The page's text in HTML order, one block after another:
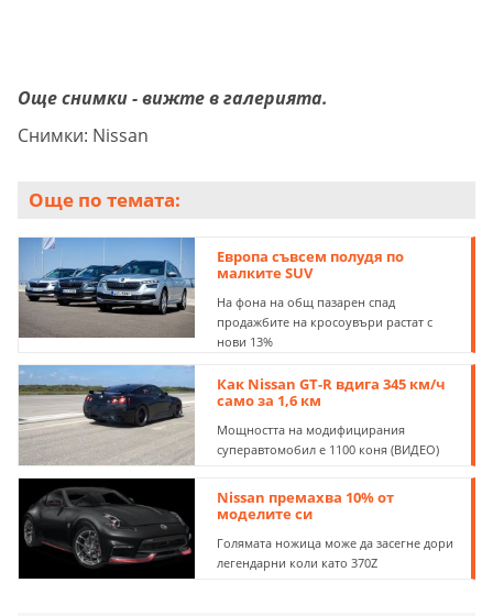
Още снимки - вижте в галерията.
Снимки: Nissan
Още по темата:
Европа съвсем полудя по
малките SUV
На фона на общ пазарен спад
продажбите на кросоувъри растат с
нови 13%
Как Nissan GT-R вдига 345 км/ч
само за 1,6 км
Мощността на модифицирания
суперавтомобил е 1100 коня (ВИДЕО)
Nissan премахва 10% от
моделите си
Голямата ножица може да засегне дори
легендарни коли като 370Z